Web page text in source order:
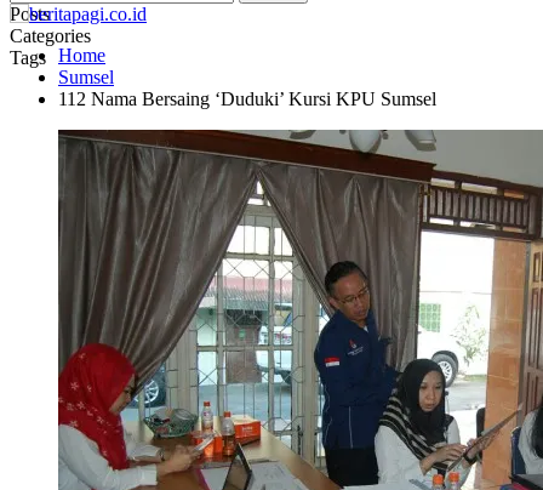
Posts
Categories
Tags Home
Sumsel
112 Nama Bersaing ‘Duduki’ Kursi KPU Sumsel